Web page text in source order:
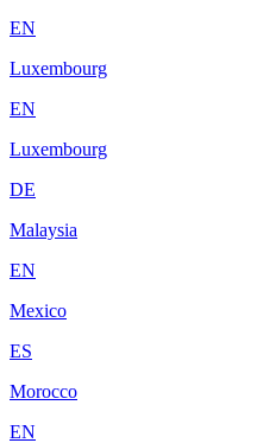
EN
Luxembourg
EN
Luxembourg
DE
Malaysia
EN
Mexico
ES
Morocco
EN